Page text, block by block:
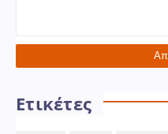
Ετικέτες